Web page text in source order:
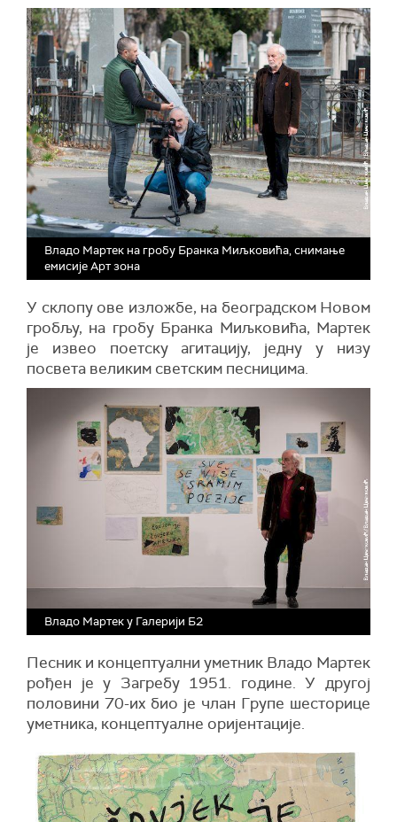
Владо Мартек на гробу Бранка Миљковића, снимање
емисије Арт зона
У склопу ове изложбе, на београдском Новом
гробљу, на гробу Бранка Миљковића, Мартек
је извео поетску агитацију, једну у низу
посвета великим светским песницима.
Владо Мартек у Галерији Б2
Песник и концептуални уметник Владо Мартек
рођен је у Загребу 1951. године. У другој
половини 70-их био је члан Групе шесторице
уметника, концептуалне оријентације.